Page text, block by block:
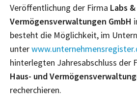
Veröffentlichung der Firma Labs
Vermögensverwaltungen GmbH
besteht die Möglichkeit, im
unter
hinterlegten Jahresabschluss der
Haus- und
recherchieren.